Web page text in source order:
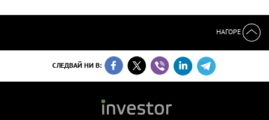
НАГОРЕ
СЛЕДВАЙ НИ В: